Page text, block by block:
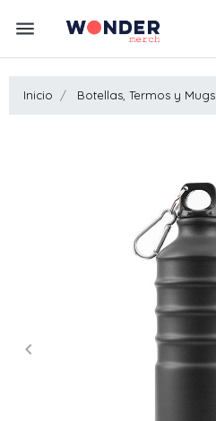
menu
Inicio Botellas, Termos y Mugs
Anterior
keyboard_arrow_left